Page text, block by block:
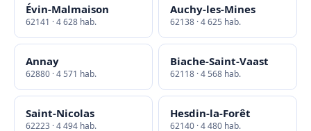
Évin-Malmaison
62141 · 4 628 hab.
Auchy-les-Mines
62138 · 4 625 hab.
Annay
62880 · 4 571 hab.
Biache-Saint-Vaast
62118 · 4 568 hab.
Saint-Nicolas
62223 · 4 494 hab.
Hesdin-la-Forêt
62140 · 4 480 hab.